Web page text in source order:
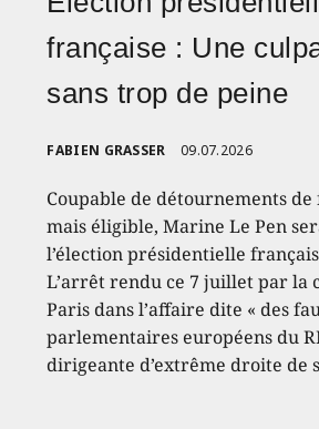
française : Une
sans trop de peine
FABIEN GRASSER 09.07.2026
Coupable de détournements
mais éligible, Marine Le Pen
l’élection présidentielle
L’arrêt rendu ce 7 juillet par la
Paris dans l’affaire dite « des
parlementaires européens du
dirigeante d’extrême droite de